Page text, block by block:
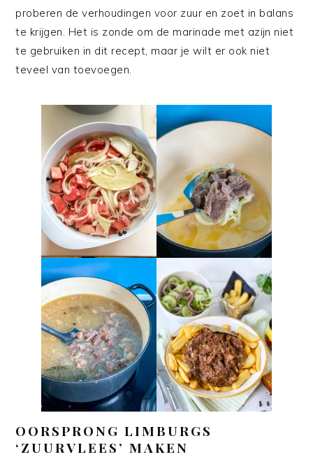
proberen de verhoudingen voor zuur en zoet in balans
te krijgen. Het is zonde om de marinade met azijn niet
te gebruiken in dit recept, maar je wilt er ook niet
teveel van toevoegen.
OORSPRONG LIMBURGS
‘ZUURVLEES’ MAKEN